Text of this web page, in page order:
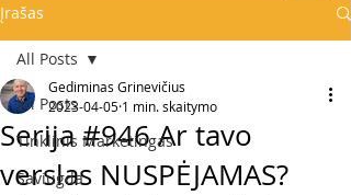
Įrašas
All Posts
Tinklinis Marketingas
Saviugda
All Posts
Serija #946 Ar tavo
verslas NUSPĖJAMAS?
Gediminas Grinevičius
2023-04-05 1 min. skaitymo